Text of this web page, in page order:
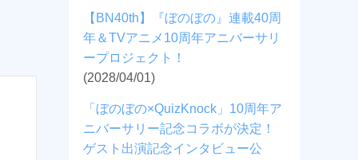
【BN40th】『ぼのぼの』連載40周
年＆TVアニメ10周年アニバーサリ
ープロジェクト！
(2028/04/01)
「ぼのぼの×QuizKnock」10周年ア
ニバーサリー記念コラボが決定！
ゲスト出演記念インタビュー公